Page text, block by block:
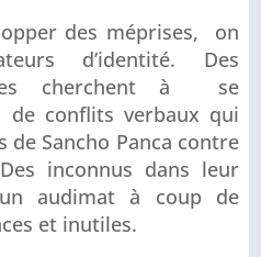
des méprises, on
d’identité. Des
cherchent à se
conflits verbaux qui
Sancho Panca contre
inconnus dans leur
audimat à coup de
et inutiles.